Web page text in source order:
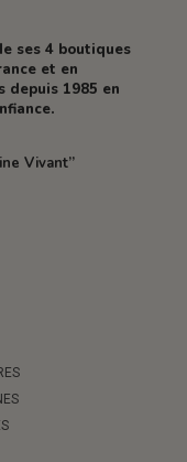
ses 4 boutiques
et en
depuis 1985 en
Vivant”